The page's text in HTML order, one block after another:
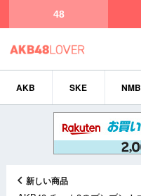
48
AKB SKE NMB
新しい商品